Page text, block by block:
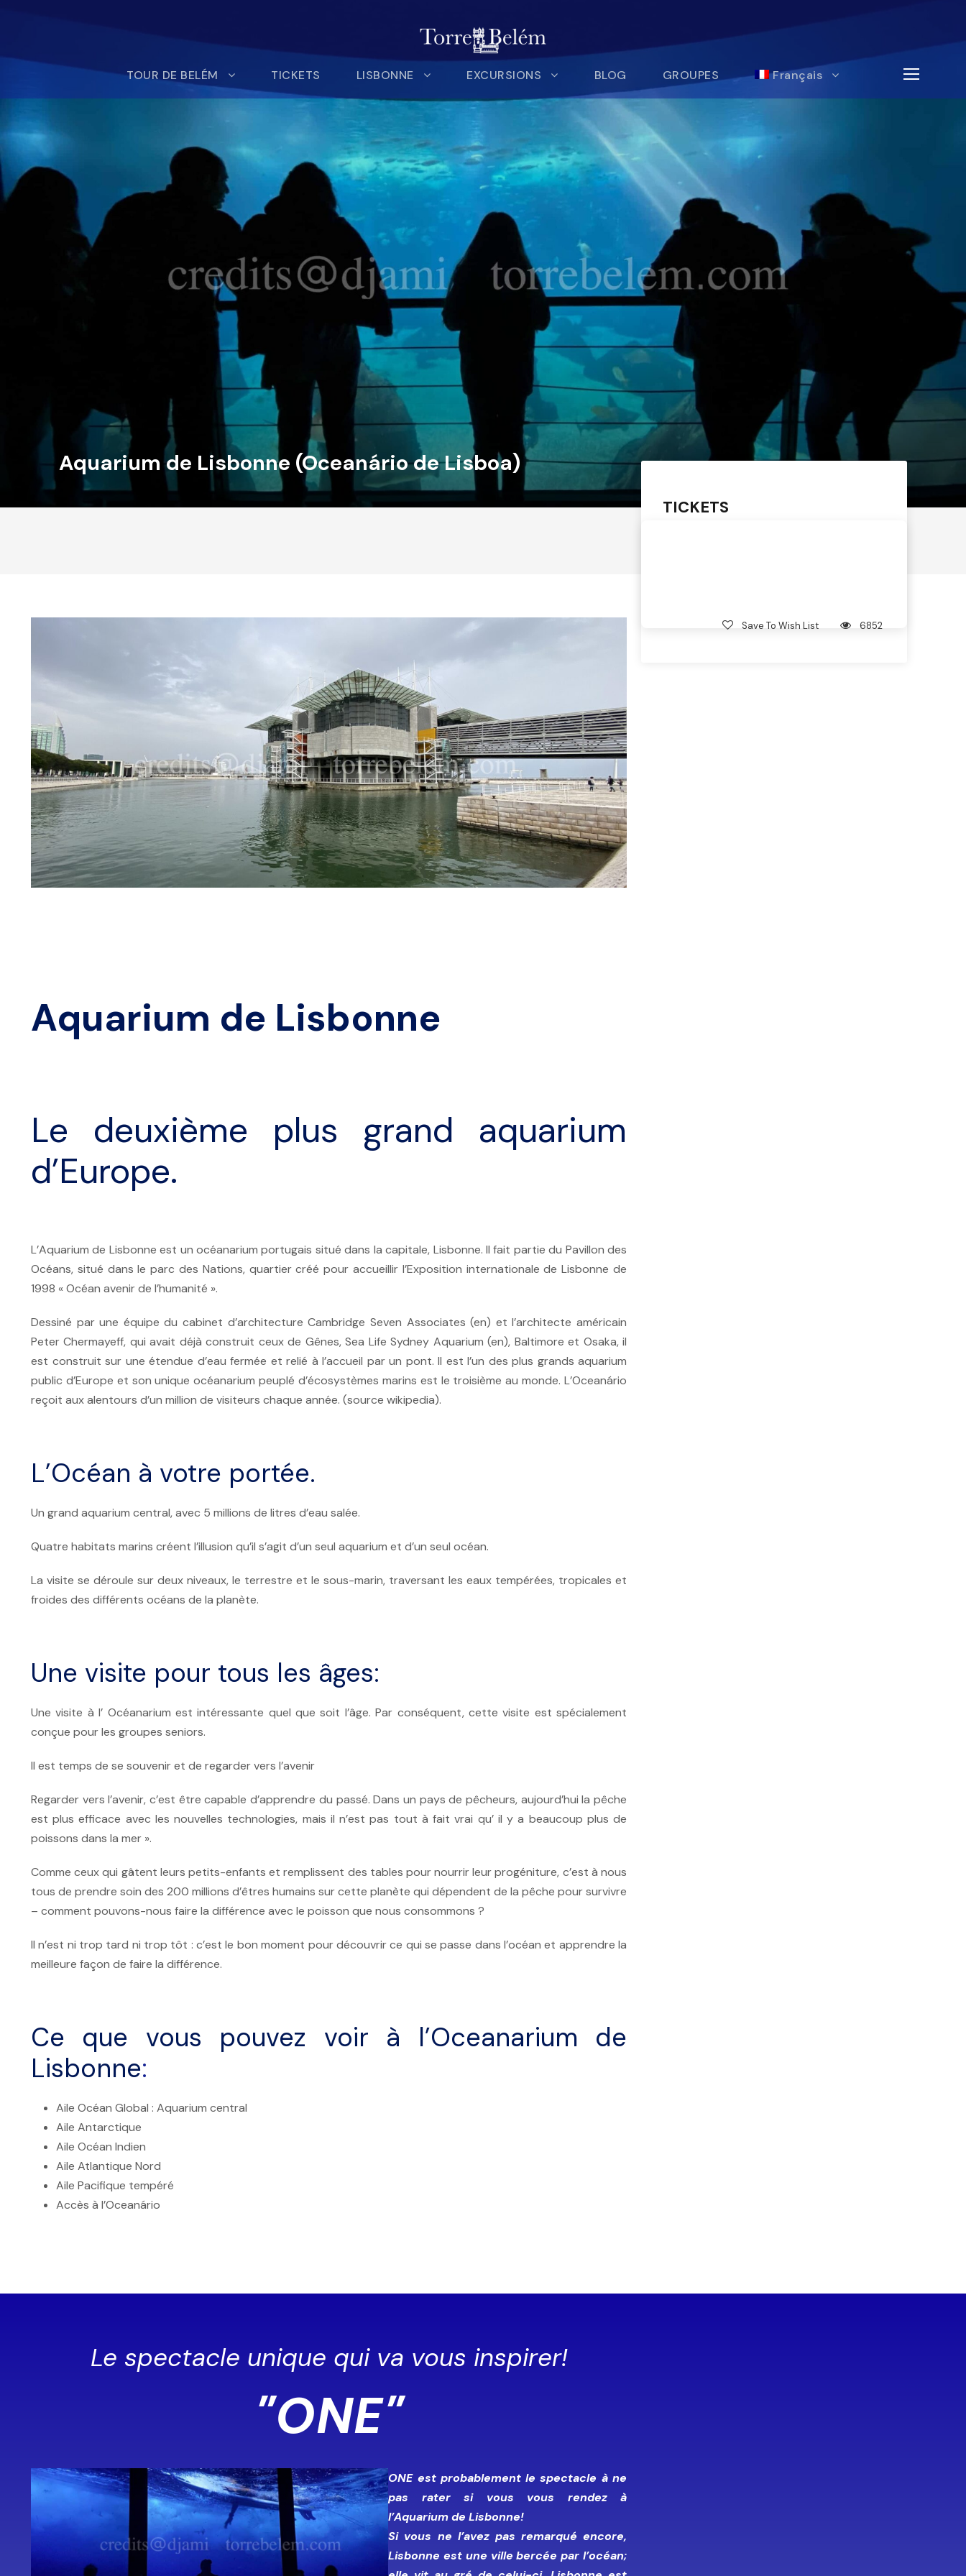
TOUR DE BELÉM TICKETS LISBONNE EXCURSIONS BLOG GROUPES Français
Aquarium de Lisbonne (Oceanário de Lisboa)
TICKETS
Save To Wish List 6852
Aquarium de Lisbonne
Le deuxième plus grand aquarium
d’Europe.
L’Aquarium de Lisbonne est un océanarium portugais situé dans la capitale, Lisbonne. Il fait partie du Pavillon des
Océans, situé dans le parc des Nations, quartier créé pour accueillir l’Exposition internationale de Lisbonne de
1998 « Océan avenir de l’humanité ».
Dessiné par une équipe du cabinet d’architecture Cambridge Seven Associates (en) et l’architecte américain
Peter Chermayeff, qui avait déjà construit ceux de Gênes, Sea Life Sydney Aquarium (en), Baltimore et Osaka, il
est construit sur une étendue d’eau fermée et relié à l’accueil par un pont. Il est l’un des plus grands aquarium
public d’Europe et son unique océanarium peuplé d’écosystèmes marins est le troisième au monde. L’Oceanário
reçoit aux alentours d’un million de visiteurs chaque année. (source wikipedia).
L’Océan à votre portée.
Un grand aquarium central, avec 5 millions de litres d’eau salée.
Quatre habitats marins créent l’illusion qu’il s’agit d’un seul aquarium et d’un seul océan.
La visite se déroule sur deux niveaux, le terrestre et le sous-marin, traversant les eaux tempérées, tropicales et
froides des différents océans de la planète.
Une visite pour tous les âges:
Une visite à l’ Océanarium est intéressante quel que soit l’âge. Par conséquent, cette visite est spécialement
conçue pour les groupes seniors.
Il est temps de se souvenir et de regarder vers l’avenir
Regarder vers l’avenir, c’est être capable d’apprendre du passé. Dans un pays de pêcheurs, aujourd’hui la pêche
est plus efficace avec les nouvelles technologies, mais il n’est pas tout à fait vrai qu’ il y a beaucoup plus de
poissons dans la mer ».
Comme ceux qui gâtent leurs petits-enfants et remplissent des tables pour nourrir leur progéniture, c’est à nous
tous de prendre soin des 200 millions d’êtres humains sur cette planète qui dépendent de la pêche pour survivre
– comment pouvons-nous faire la différence avec le poisson que nous consommons ?
Il n’est ni trop tard ni trop tôt : c’est le bon moment pour découvrir ce qui se passe dans l’océan et apprendre la
meilleure façon de faire la différence.
Ce que vous pouvez voir à l’Oceanarium de
Lisbonne:
Aile Océan Global : Aquarium central
Aile Antarctique
Aile Océan Indien
Aile Atlantique Nord
Aile Pacifique tempéré
Accès à l’Oceanário
Le spectacle unique qui va vous inspirer!
"ONE"
ONE est probablement le spectacle à ne
pas rater si vous vous rendez à
l’Aquarium de Lisbonne!
Si vous ne l’avez pas remarqué encore,
Lisbonne est une ville bercée par l’océan;